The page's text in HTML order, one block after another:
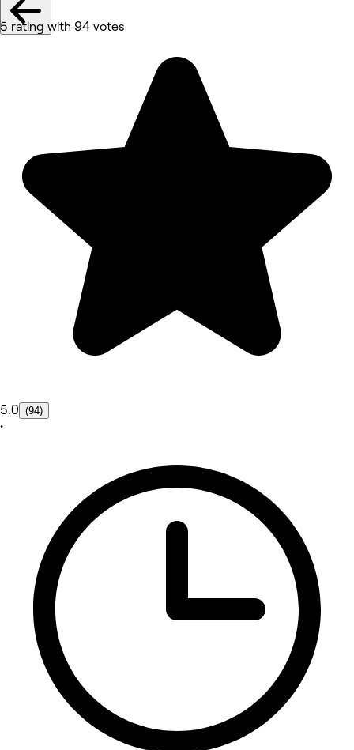
5 rating with 94 votes
5.0 (94)
•